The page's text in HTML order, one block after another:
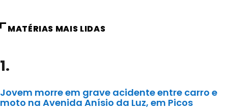
MATÉRIAS MAIS LIDAS
1.
Jovem morre em grave acidente entre carro e
moto na Avenida Anísio da Luz, em Picos